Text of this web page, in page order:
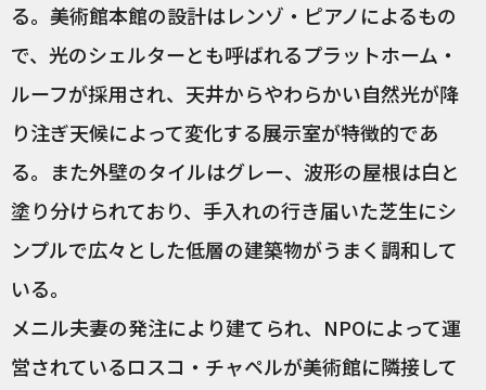
る。美術館本館の設計はレンゾ・ピアノによるもの
で、光のシェルターとも呼ばれるプラットホーム・
ルーフが採用され、天井からやわらかい自然光が降
り注ぎ天候によって変化する展示室が特徴的であ
る。また外壁のタイルはグレー、波形の屋根は白と
塗り分けられており、手入れの行き届いた芝生にシ
ンプルで広々とした低層の建築物がうまく調和して
いる。
メニル夫妻の発注により建てられ、NPOによって運
営されているロスコ・チャペルが美術館に隣接して